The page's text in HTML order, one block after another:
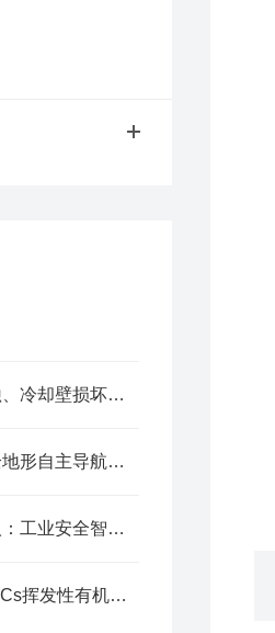
高炉巡检中炉缸侵蚀、冷却壁损坏与煤气泄漏的早期征兆与诊断
轮式巡检机器人：全地形自主导航，赋能多场景灵活智能巡检
防爆巡检轮式机器人：工业安全智能化的革新力量
VOC小知识 城市VOCs挥发性有机物的时间空间来源与分布